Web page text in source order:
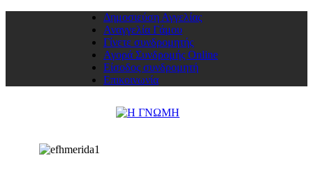
Δημοσιεύση Αγγελίας
Αναγγελία Γάμου
Γίνετε συνδρομητής
Αγορά Συνδρομής Online
Είσοδος συνδρομητή
Επικοινωνία